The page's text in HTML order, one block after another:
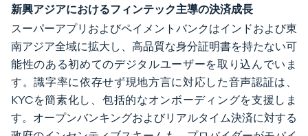
新興アジアにおけるフィンテック主導の決済成長
スーパーアプリおよびペイメントバンクはインドおよび東
南アジア全域に拡大し、高品質な身分証明書を持たない可
能性のある初めてのデジタルユーザーを取り込んでいま
す。識字率に依存せず現地方言に対応した音声認証は、
KYCを簡素化し、包括的なオンボーディングを支援しま
す。オープンバンキングおよびリアルタイム決済に対する